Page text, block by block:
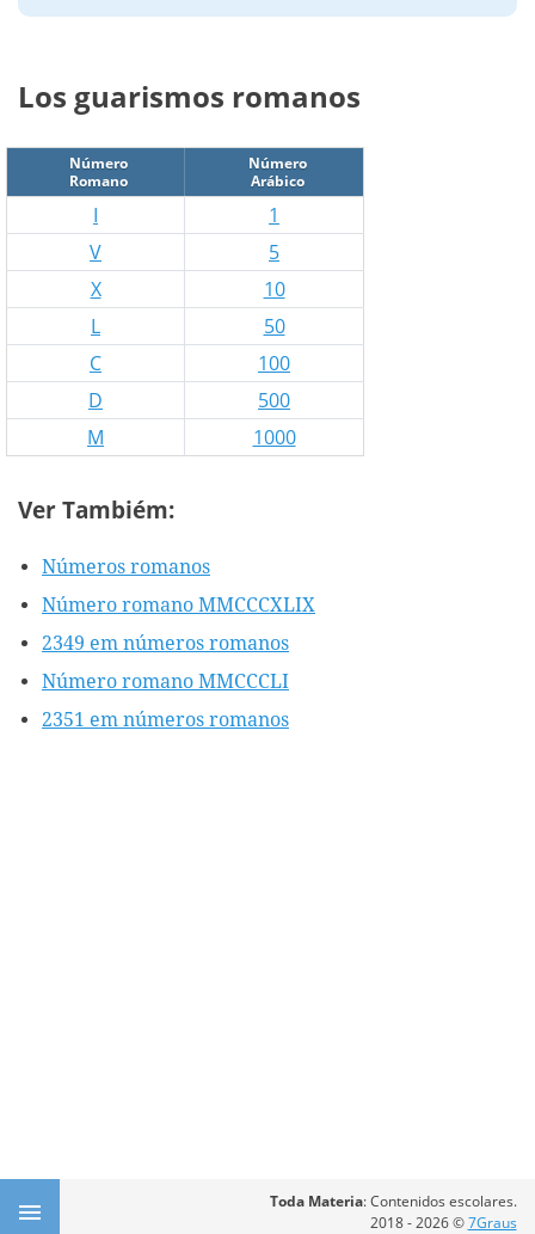
Los guarismos romanos
Número
Romano
Número
Arábico
I
1
V
5
X
10
L
50
C
100
D
500
M
1000
Ver Tambiém:
Números romanos
Número romano MMCCCXLIX
2349 em números romanos
Número romano MMCCCLI
2351 em números romanos
Toda Materia: Contenidos escolares.
2018 - 2026 ©7Graus